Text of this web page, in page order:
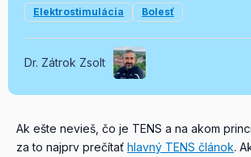
Elektrostimulácia Bolesť
Dr. Zátrok Zsolt
Ak ešte nevieš, čo je TENS a na akom
za to najprv prečítať hlavný TENS článok.